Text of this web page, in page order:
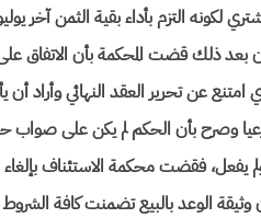
بتاريخ 07-06-75 بناء على خطأ المشتري لكونه التزم بأداء
العربون بعد ذلك قضت المحكمة بأن
عن تحرير العقد النهائي وأراد
وصرح بأن الحكم لم يكن على صواب
يفعل، فقضت محكمة الاستئناف
الوعد بالبيع تضمنت كافة الشروط